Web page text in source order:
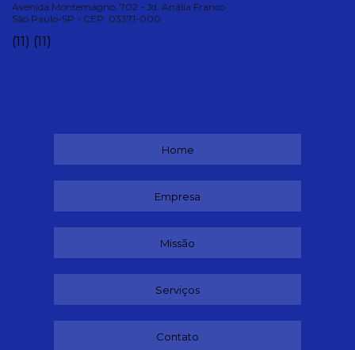
Avenida Montemagno, 702 - Jd. Anália Franco
São Paulo-SP - CEP: 03371-000
(11) (11)
Home
Empresa
Missão
Serviços
Contato